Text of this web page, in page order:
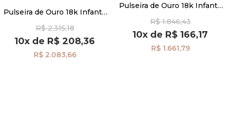
Pulseira de Ouro 18k Infantil
R$ 2.315,18
10x de R$ 208,36
R$ 2.083,66
Pulseira de Ouro 18k Infantil
pu06099
R$ 1.846,43
10x de R$ 166,17
R$ 1.661,79